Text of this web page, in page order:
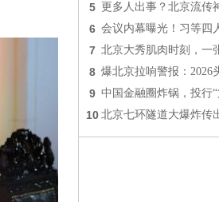
5 更多人出事？北京流传
6 会议内幕曝光！习等四
7 北京大秀肌肉时刻，一
8 爆北京拉响警报：2026
9 中国金融圈炸锅，投行
10 北京七环隧道大爆炸传